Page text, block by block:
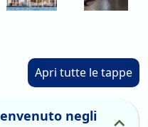
Apri tutte le tappe
negli